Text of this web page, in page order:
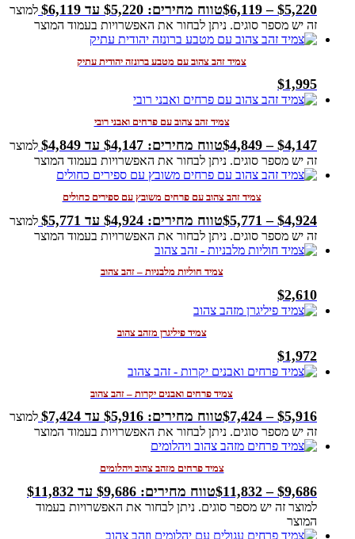
$5,220
–
$6,119 טווח מחירים: ⁦$5,220⁩ עד ⁦$6,119⁩
למוצר
זה יש מספר סוגים. ניתן לבחור את האפשרויות בעמוד המוצר
צמיד זהב צהוב עם מטבע ברונזה יהודית עתיק
$1,995
צמיד זהב צהוב עם פרחים ואבני רובי
$4,147
–
$4,849 טווח מחירים: ⁦$4,147⁩ עד ⁦$4,849⁩
למוצר
זה יש מספר סוגים. ניתן לבחור את האפשרויות בעמוד המוצר
צמיד זהב צהוב עם פרחים משובץ עם ספירים כחולים
$4,924
–
$5,771 טווח מחירים: ⁦$4,924⁩ עד ⁦$5,771⁩
למוצר
זה יש מספר סוגים. ניתן לבחור את האפשרויות בעמוד המוצר
צמיד חוליות מלבניות – זהב צהוב
$2,610
צמיד פיליגרן מזהב צהוב
$1,972
צמיד פרחים ואבנים יקרות – זהב צהוב
$5,916
–
$7,424 טווח מחירים: ⁦$5,916⁩ עד ⁦$7,424⁩
למוצר
זה יש מספר סוגים. ניתן לבחור את האפשרויות בעמוד המוצר
צמיד פרחים מזהב צהוב ויהלומים
$9,686
–
$11,832 טווח מחירים: ⁦$9,686⁩ עד ⁦$11,832⁩
למוצר זה יש מספר סוגים. ניתן לבחור את האפשרויות בעמוד
המוצר